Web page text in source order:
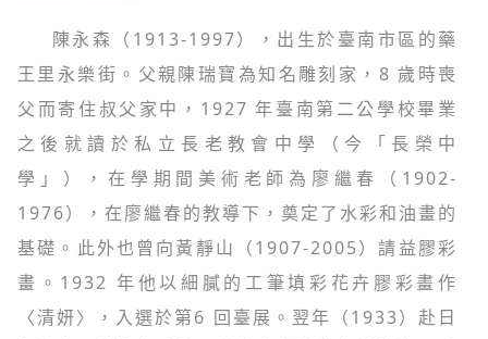
陳永森（1913-1997），出生於臺南市區的藥
王里永樂街。父親陳瑞寶為知名雕刻家，8 歲時喪
父而寄住叔父家中，1927 年臺南第二公學校畢業
之後就讀於私立長老教會中學（今「長榮中
學」），在學期間美術老師為廖繼春（1902-
1976），在廖繼春的教導下，奠定了水彩和油畫的
基礎。此外也曾向黃靜山（1907-2005）請益膠彩
畫。1932 年他以細膩的工筆填彩花卉膠彩畫作
〈清妍〉，入選於第6 回臺展。翌年（1933）赴日